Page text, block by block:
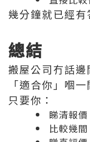
幾分鐘就已經有
總結
搬屋公司冇話
「適合你」嗰一
只要你：
睇清報價
比較幾間